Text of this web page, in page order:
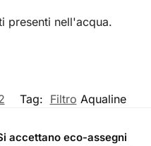
presenti nell'acqua.
Tag: Filtro Aqualine
accettano eco-assegni